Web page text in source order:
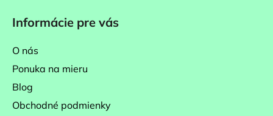
Informácie pre vás
O nás
Ponuka na mieru
Blog
Obchodné podmienky